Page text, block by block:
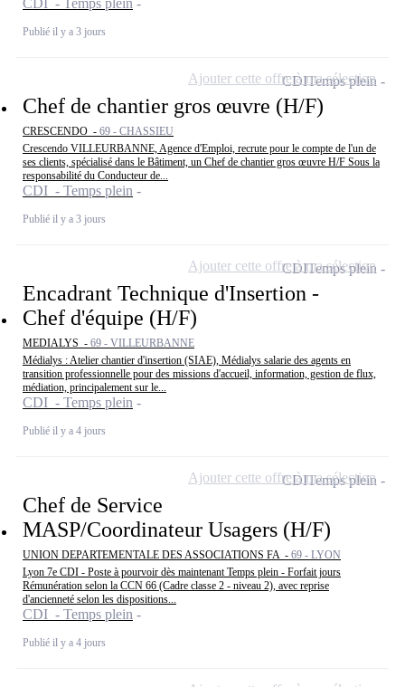
CDI - Temps plein
Publié il y a 3 jours
Chef de chantier gros œuvre (H/F)
CRESCENDO - 69 - CHASSIEU
Crescendo VILLEURBANNE, Agence d'Emploi, recrute pour le compte de l'un de
ses clients, spécialisé dans le Bâtiment, un Chef de chantier gros œuvre H/F Sous la
responsabilité du Conducteur de...
CDI - Temps plein
Publié il y a 3 jours
CDITemps plein
Ajouter cette offre à ma sélection
Encadrant Technique d'Insertion -
Chef d'équipe (H/F)
MEDIALYS - 69 - VILLEURBANNE
Médialys : Atelier chantier d'insertion (SIAE), Médialys salarie des agents en
transition professionnelle pour des missions d'accueil, information, gestion de flux,
médiation, principalement sur le...
CDI - Temps plein
Publié il y a 4 jours
CDITemps plein
Ajouter cette offre à ma sélection
Chef de Service
MASP/Coordinateur Usagers (H/F)
UNION DEPARTEMENTALE DES ASSOCIATIONS FA - 69 - LYON
Lyon 7e CDI - Poste à pourvoir dès maintenant Temps plein - Forfait jours
Rémunération selon la CCN 66 (Cadre classe 2 - niveau 2), avec reprise
d'ancienneté selon les dispositions...
CDI - Temps plein
Publié il y a 4 jours
CDITemps plein
Ajouter cette offre à ma sélection